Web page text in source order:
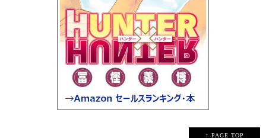
↑ PAGE TOP